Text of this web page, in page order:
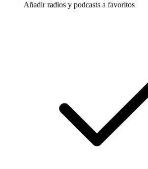
Añadir radios y podcasts a favoritos